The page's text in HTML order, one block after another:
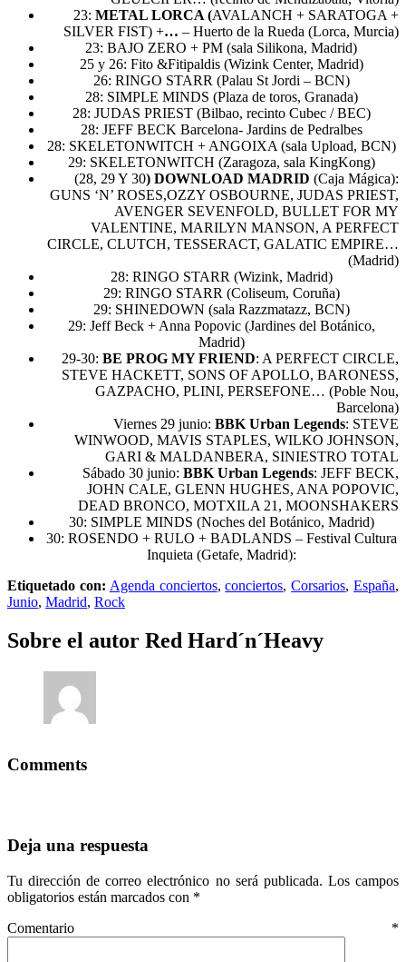
23: METAL LORCA (AVALANCH + SARATOGA +
SILVER FIST) +… – Huerto de la Rueda (Lorca, Murcia)
23: BAJO ZERO + PM (sala Silikona, Madrid)
25 y 26: Fito &Fitipaldis (Wizink Center, Madrid)
26: RINGO STARR (Palau St Jordi – BCN)
28: SIMPLE MINDS (Plaza de toros, Granada)
28: JUDAS PRIEST (Bilbao, recinto Cubec / BEC)
28: JEFF BECK Barcelona- Jardins de Pedralbes
28: SKELETONWITCH + ANGOIXA (sala Upload, BCN)
29: SKELETONWITCH (Zaragoza, sala KingKong)
(28, 29 Y 30) DOWNLOAD MADRID (Caja Mágica):
GUNS ‘N’ ROSES,OZZY OSBOURNE, JUDAS PRIEST,
AVENGER SEVENFOLD, BULLET FOR MY
VALENTINE, MARILYN MANSON, A PERFECT
CIRCLE, CLUTCH, TESSERACT, GALATIC EMPIRE…
(Madrid)
28: RINGO STARR (Wizink, Madrid)
29: RINGO STARR (Coliseum, Coruña)
29: SHINEDOWN (sala Razzmatazz, BCN)
29: Jeff Beck + Anna Popovic (Jardines del Botánico,
Madrid)
29-30: BE PROG MY FRIEND: A PERFECT CIRCLE,
STEVE HACKETT, SONS OF APOLLO, BARONESS,
GAZPACHO, PLINI, PERSEFONE… (Poble Nou,
Barcelona)
Viernes 29 junio: BBK Urban Legends: STEVE
WINWOOD, MAVIS STAPLES, WILKO JOHNSON,
GARI & MALDANBERA, SINIESTRO TOTAL
Sábado 30 junio: BBK Urban Legends: JEFF BECK,
JOHN CALE, GLENN HUGHES, ANA POPOVIC,
DEAD BRONCO, MOTXILA 21, MOONSHAKERS
30: SIMPLE MINDS (Noches del Botánico, Madrid)
30: ROSENDO + RULO + BADLANDS – Festival Cultura
Inquieta (Getafe, Madrid):
Etiquetado con: Agenda conciertos,conciertos,Corsarios,España,
Junio, Madrid, Rock
Sobre el autor Red Hard´n´Heavy
Comments
Deja una respuesta
Tu dirección de correo electrónico no será publicada. Los campos
obligatorios están marcados con *
Comentario *